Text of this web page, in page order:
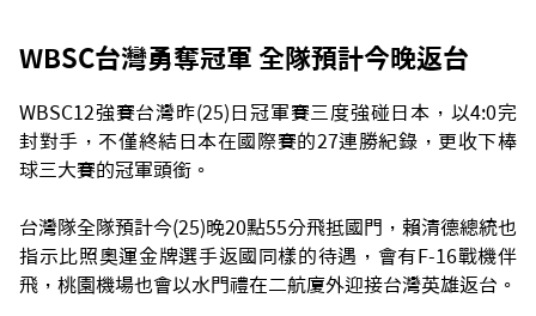
WBSC台灣勇奪冠軍 全隊預計今晚返台
WBSC12強賽台灣昨(25)日冠軍賽三度強碰日本，以4:0完
封對手，不僅終結日本在國際賽的27連勝紀錄，更收下棒
球三大賽的冠軍頭銜。
台灣隊全隊預計今(25)晚20點55分飛抵國門，賴清德總統也
指示比照奧運金牌選手返國同樣的待遇，會有F-16戰機伴
飛，桃園機場也會以水門禮在二航廈外迎接台灣英雄返台。